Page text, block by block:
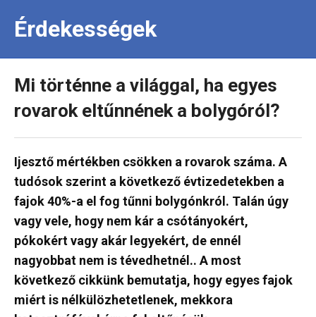
Érdekességek
Mi történne a világgal, ha egyes
rovarok eltűnnének a bolygóról?
Ijesztő mértékben csökken a rovarok száma. A
tudósok szerint a következő évtizedetekben a
fajok 40%-a el fog tűnni bolygónkról. Talán úgy
vagy vele, hogy nem kár a csótányokért,
pókokért vagy akár legyekért, de ennél
nagyobbat nem is tévedhetnél.. A most
következő cikkünk bemutatja, hogy egyes fajok
miért is nélkülözhetetlenek, mekkora